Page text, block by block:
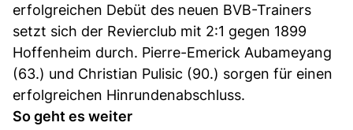
erfolgreichen Debüt des neuen BVB-Trainers
setzt sich der Revierclub mit 2:1 gegen 1899
Hoffenheim durch. Pierre-Emerick Aubameyang
(63.) und Christian Pulisic (90.) sorgen für einen
erfolgreichen Hinrundenabschluss.
So geht es weiter